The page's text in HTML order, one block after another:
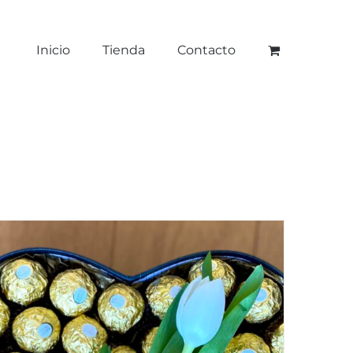
Inicio Tienda Contacto